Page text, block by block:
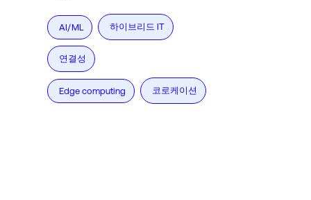
AI/ML 하이브리드 IT
연결성
Edge computing 코로케이션